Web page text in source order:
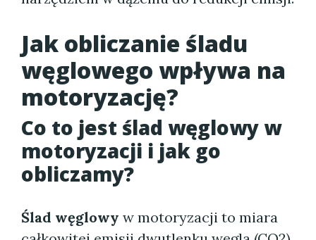
Jak obliczanie śladu
węglowego wpływa na
motoryzację?
Co to jest ślad węglowy w
motoryzacji i jak go
obliczamy?
Ślad węglowy w motoryzacji to miara